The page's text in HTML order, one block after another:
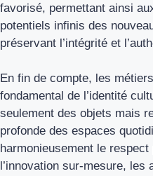
favorisé, permettant ainsi
potentiels infinis des
préservant l’intégrité et
En fin de compte, les
fondamental de l’identité
seulement des objets mais
profonde des espaces
harmonieusement le
l’innovation sur-mesure, les